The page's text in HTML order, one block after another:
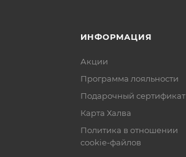
ИНФОРМАЦИЯ
Акции
Программа лояльности
Подарочный сертификат
Карта Халва
Политика в отношении
cookie-файлов